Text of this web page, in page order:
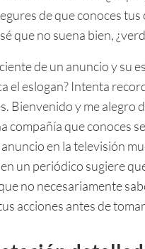
de que conoces
que no suena bien,
de un anuncio y su
el eslogan? Intenta
Bienvenido y me alegro
compañía que conoces
en la televisión
un periódico sugiere
no necesariamente
acciones antes de